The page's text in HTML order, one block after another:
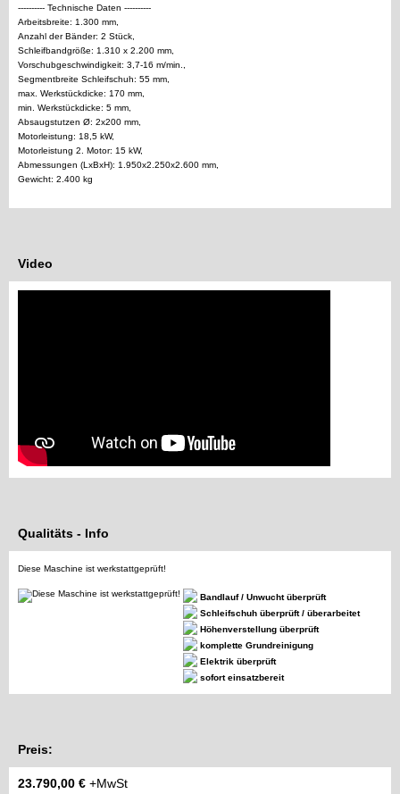
---------- Technische Daten ----------
Arbeitsbreite: 1.300 mm,
Anzahl der Bänder: 2 Stück,
Schleifbandgröße: 1.310 x 2.200 mm,
Vorschubgeschwindigkeit: 3,7-16 m/min.,
Segmentbreite Schleifschuh: 55 mm,
max. Werkstückdicke: 170 mm,
min. Werkstückdicke: 5 mm,
Absaugstutzen Ø: 2x200 mm,
Motorleistung: 18,5 kW,
Motorleistung 2. Motor: 15 kW,
Abmessungen (LxBxH): 1.950x2.250x2.600 mm,
Gewicht: 2.400 kg
Video
Qualitäts - Info
Diese Maschine ist werkstattgeprüft!
Bandlauf / Unwucht überprüft
Schleifschuh überprüft / überarbeitet
Höhenverstellung überprüft
komplette Grundreinigung
Elektrik überprüft
sofort einsatzbereit
Preis:
23.790,00 € +MwSt